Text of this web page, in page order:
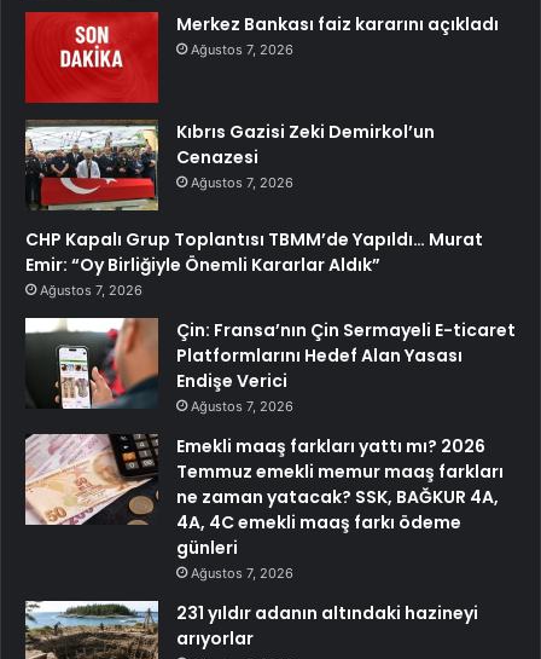
Merkez Bankası faiz kararını açıkladı
Ağustos 7, 2026
Kıbrıs Gazisi Zeki Demirkol’un
Cenazesi
Ağustos 7, 2026
CHP Kapalı Grup Toplantısı TBMM’de Yapıldı… Murat
Emir: “Oy Birliğiyle Önemli Kararlar Aldık”
Ağustos 7, 2026
Çin: Fransa’nın Çin Sermayeli E-ticaret
Platformlarını Hedef Alan Yasası
Endişe Verici
Ağustos 7, 2026
Emekli maaş farkları yattı mı? 2026
Temmuz emekli memur maaş farkları
ne zaman yatacak? SSK, BAĞKUR 4A,
4A, 4C emekli maaş farkı ödeme
günleri
Ağustos 7, 2026
231 yıldır adanın altındaki hazineyi
arıyorlar